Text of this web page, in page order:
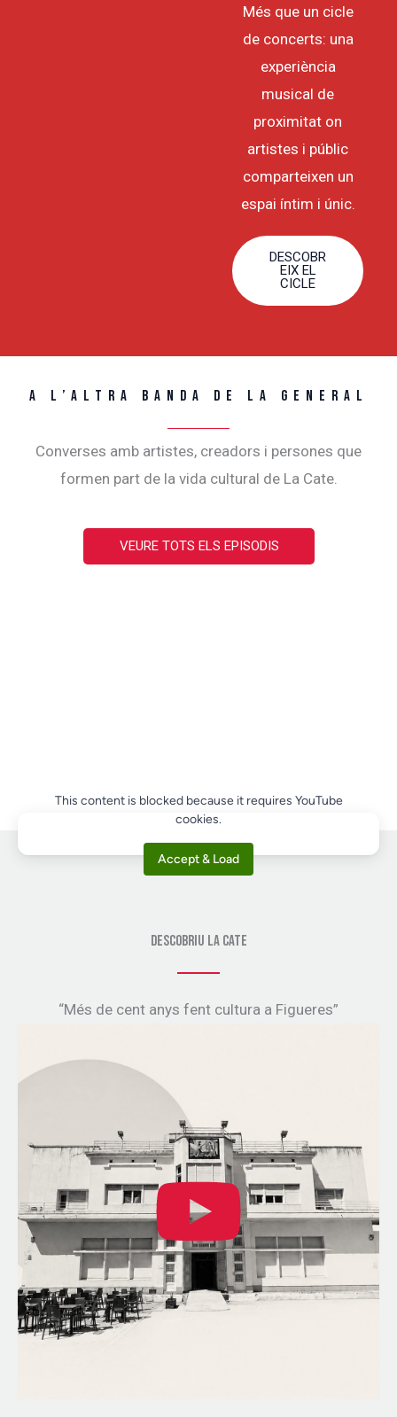
Més que un cicle
de concerts: una
experiència
musical de
proximitat on
artistes i públic
comparteixen un
espai íntim i únic.
DESCOBR
EIX EL
CICLE
A L’ALTRA BANDA DE LA GENERAL
Converses amb artistes, creadors i persones que
formen part de la vida cultural de La Cate.
VEURE TOTS ELS EPISODIS
This content is blocked because it requires YouTube
cookies.
Accept & Load
DESCOBRIU LA CATE
“Més de cent anys fent cultura a Figueres”